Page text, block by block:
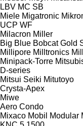
LBV MC SB
Miele Migatronic
UCP WF
Milacron Miller
Big Blue Bobcat Gold
Millipore Milltronics
Minipack-Torre
D-series
Mitsui Seiki Mitutoyo
Crysta-Apex
Miwe
Aero Condo
Mixaco Mobil Modular